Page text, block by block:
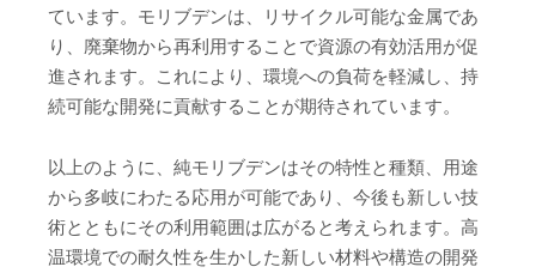
ています。モリブデンは、リサイクル可能な金属であ
り、廃棄物から再利用することで資源の有効活用が促
進されます。これにより、環境への負荷を軽減し、持
続可能な開発に貢献することが期待されています。
以上のように、純モリブデンはその特性と種類、用途
から多岐にわたる応用が可能であり、今後も新しい技
術とともにその利用範囲は広がると考えられます。高
温環境での耐久性を生かした新しい材料や構造の開発